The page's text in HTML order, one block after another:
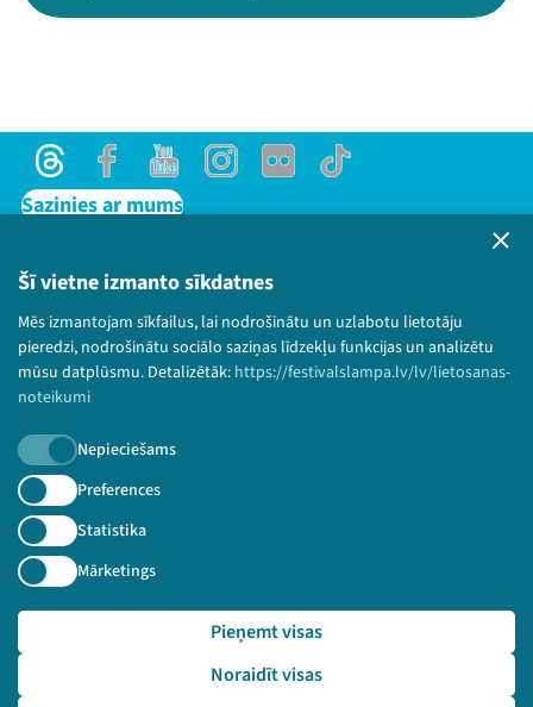
Šī vietne izmanto sīkdatnes
Mēs izmantojam sīkfailus, lai nodrošinātu un uzlabotu lietotāju
pieredzi, nodrošinātu sociālo saziņas līdzekļu funkcijas un analizētu
mūsu datplūsmu. Detalizētāk: https://festivalslampa.lv/lv/lietosanas-
noteikumi
Nepieciešams
Preferences
Statistika
Mārketings
Noraidīt visas
Pieņemt visas
ThreadsFacebookYoutubeInstagram
Flick TikTok
Sazinies ar mums
Lietošanas noteikumi un sīkdatņu politika
Bērnu aizsardzības politika
© 2026 Sarunu festivāls LAMPA Visas tiesības
paturētas.
Piesakies jaunumiem!
Nepalaid garām aktuālāko informāciju!
Pieteikties